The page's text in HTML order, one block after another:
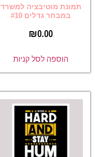
תמונת מוטיבציה למשרד
במבחר גדלים #10
₪0.00
הוספה לסל קניות